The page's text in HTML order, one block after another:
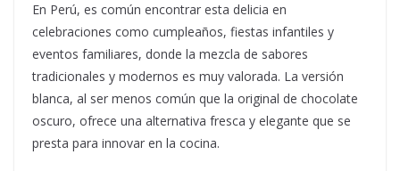
En Perú, es común encontrar esta delicia en
celebraciones como cumpleaños, fiestas infantiles y
eventos familiares, donde la mezcla de sabores
tradicionales y modernos es muy valorada. La versión
blanca, al ser menos común que la original de chocolate
oscuro, ofrece una alternativa fresca y elegante que se
presta para innovar en la cocina.